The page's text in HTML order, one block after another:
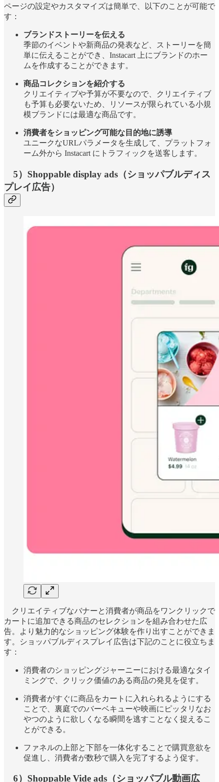
ページの設定やカスタマイズは簡単で、以下のことが可能で
す：
ブランドストーリーを伝える
季節のイベントや新商品の発表など、ストーリーを簡
単に伝えることができ、Instacart 上にブランドのホー
ムを作成することができます。
商品コレクションを紹介する
クリエイティブや予算が不要なので、クリエイティブ
も予算も必要ないため、リソースが限られている小規
模ブランドには最適な商品です。
消費者をショッピング可能な目的地に誘導
ユニークなURLパラメータを生成して、プラットフォ
ーム外から Instacart にトラフィックを送客します。
5）Shoppable display ads（ショッパブルディス
プレイ広告）
クリエイティブなバナーと消費者が商品をワンクリックで
カートに追加できる商品のセレクションを組み合わせた広
告。より魅力的なショッピング体験を作り出すことができま
す。ショッパブルディスプレイ広告は下記のことに役立ちま
す：
消費者のショッピングジャーニーにおける最適なタイ
ミングで、クリック価値のある商品の発見を促す。
消費者がすぐに商品をカートに入れられるようにする
ことで、裏庭でのバーベキューや映画にピッタリなお
やつのように欲しくなる瞬間を逃すことなく捉えるこ
とができる。
ファネルの上部と下部を一体化することで購買意欲を
促進し、消費者が数秒で購入を完了するよう促す。
6）Shoppable Vide ads（ショッパブル動画広